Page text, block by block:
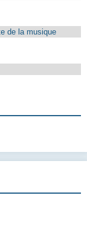
de la musique